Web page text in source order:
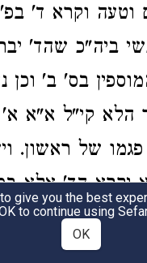
וטעה וקרא ד'
ביה"כ שהד'
בס' ב' וכן
הלא קי"ל א"א
של ראשון.
יקרא הד' אלא
בפ' שור לא
עוד א' לקרות בפ'
give you the best
to continue using
OK